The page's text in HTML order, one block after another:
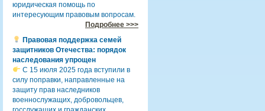
юридическая помощь по
интересующим правовым вопросам.
Подробнее >>>
Правовая поддержка семей
защитников Отечества: порядок
наследования упрощен
С 15 июля 2025 года вступили в
силу поправки, направленные на
защиту прав наследников
военнослужащих, добровольцев,